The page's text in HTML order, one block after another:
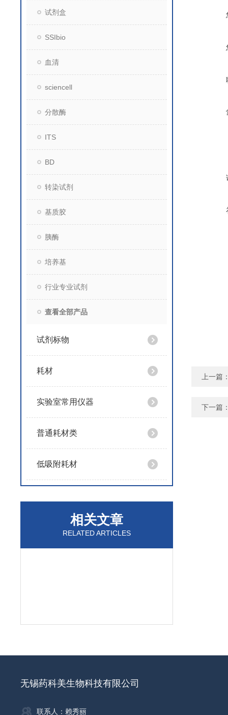
试剂盒
SSIbio
血清
sciencell
分散酶
ITS
BD
转染试剂
基质胶
胰酶
培养基
行业专业试剂
查看全部产品
试剂标物
耗材
实验室常用仪器
普通耗材类
低吸附耗材
相关文章
RELATED ARTICLES
上一篇
下一篇
无锡药科美生物科技有限公司
联系人：赖秀丽